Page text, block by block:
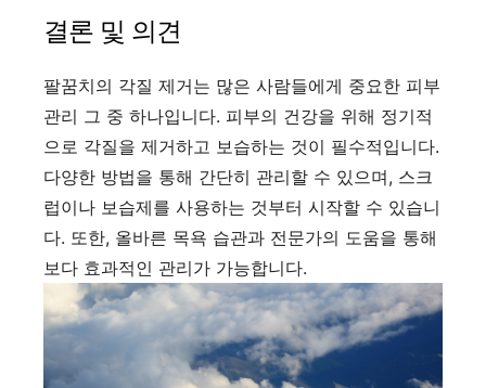
결론 및 의견
팔꿈치의 각질 제거는 많은 사람들에게 중요한 피부
관리 그 중 하나입니다. 피부의 건강을 위해 정기적
으로 각질을 제거하고 보습하는 것이 필수적입니다.
다양한 방법을 통해 간단히 관리할 수 있으며, 스크
럽이나 보습제를 사용하는 것부터 시작할 수 있습니
다. 또한, 올바른 목욕 습관과 전문가의 도움을 통해
보다 효과적인 관리가 가능합니다.